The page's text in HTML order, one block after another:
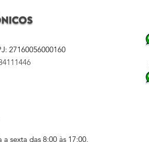
27160056000160
sexta das 8:00 às 17:00.